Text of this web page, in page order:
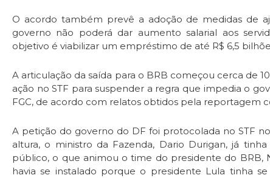
O acordo também prevê a adoção de medidas de
governo não poderá dar aumento salarial aos
objetivo é viabilizar um empréstimo de até R$ 6,5
A articulação da saída para o BRB começou cerca de
ação no STF para suspender a regra que impedia o
FGC, de acordo com relatos obtidos pela reportagem
A petição do governo do DF foi protocolada no STF
altura, o ministro da Fazenda, Dario Durigan, já
público, o que animou o time do presidente do BRB,
havia se instalado porque o presidente Lula tinha